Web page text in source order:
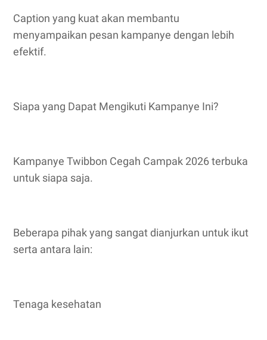
Caption yang kuat akan membantu
menyampaikan pesan kampanye dengan lebih
efektif.
Siapa yang Dapat Mengikuti Kampanye Ini?
Kampanye Twibbon Cegah Campak 2026 terbuka
untuk siapa saja.
Beberapa pihak yang sangat dianjurkan untuk ikut
serta antara lain:
Tenaga kesehatan